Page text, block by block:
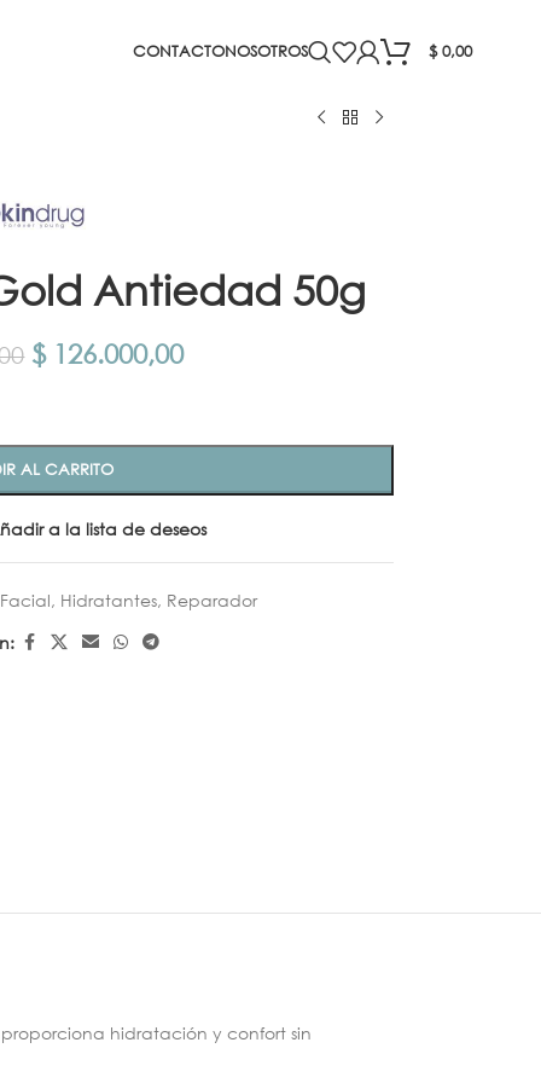
CONTACTONOSOTROS $0,00
Antiedad 50g
$126.000,00
AL CARRITO
a la lista de deseos
Facial, Hidratantes, Reparador
hidratación y confort sin